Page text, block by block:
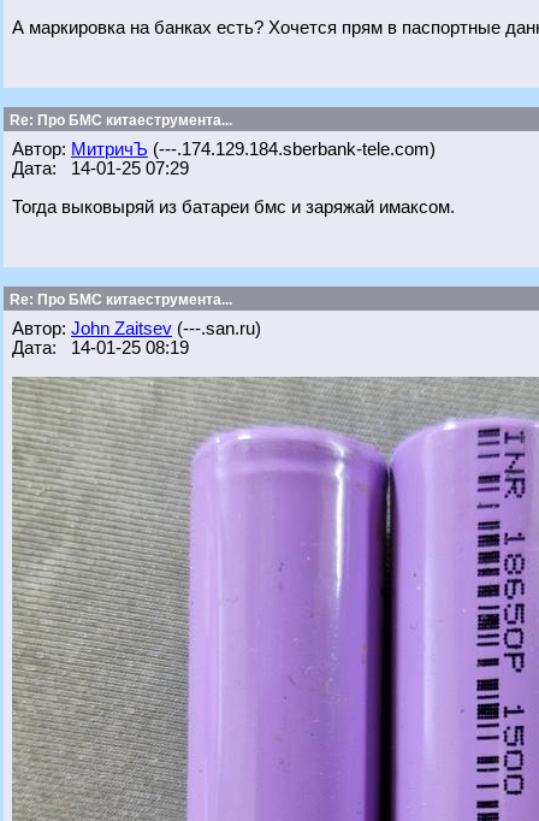
А маркировка на банках есть? Хочется прям в паспортные
Re: Про БМС китаеструмента...
Автор: МитричЪ (---.174.129.184.sberbank-tele.com)
Дата: 14-01-25 07:29
Тогда выковыряй из батареи бмс и заряжай имаксом.
Re: Про БМС китаеструмента...
Автор: John Zaitsev (---.san.ru)
Дата: 14-01-25 08:19